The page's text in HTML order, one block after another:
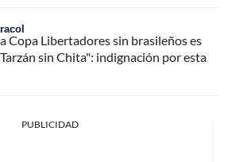
Copa Libertadores sin brasileños es
sin Chita": indignación por esta
PUBLICIDAD